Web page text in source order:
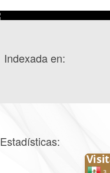
Indexada en:
Estadísticas: